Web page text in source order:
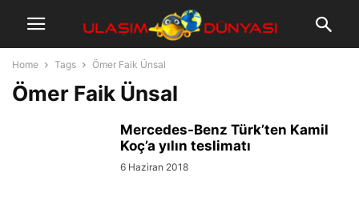
Home Tags Ömer Faik Ünsal
Ömer Faik Ünsal
Mercedes-Benz Türk’ten Kamil
Koç’a yılın teslimatı
6 Haziran 2018